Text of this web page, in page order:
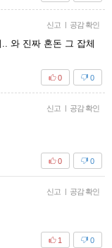
신고 공감 확인
와 진짜 혼돈 그 잡체
0
0
신고 공감 확인
0
0
신고 공감 확인
0
1